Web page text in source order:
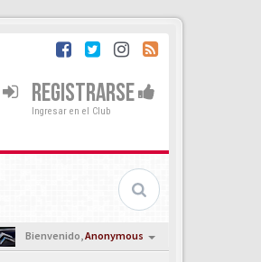
REGISTRARSE
Ingresar en el Club
Bienvenido,Anonymous